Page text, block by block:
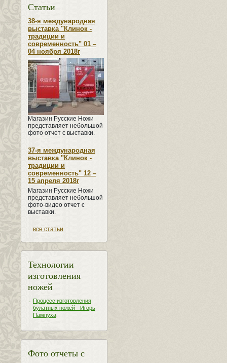
Статьи
38-я международная
выставка "Клинок -
традиции и
современность" 01 –
04 ноября 2018г
Магазин Русские Ножи
представляет небольшой
фото отчет с выставки.
37-я международная
выставка "Клинок -
традиции и
современность" 12 –
15 апреля 2018г
Магазин Русские Ножи
представляет небольшой
фото-видео отчет с
выставки.
все статьи
Технологии
изготовления
ножей
Процесс изготовления
булатных ножей - Игорь
Пампуха
Фото отчеты с